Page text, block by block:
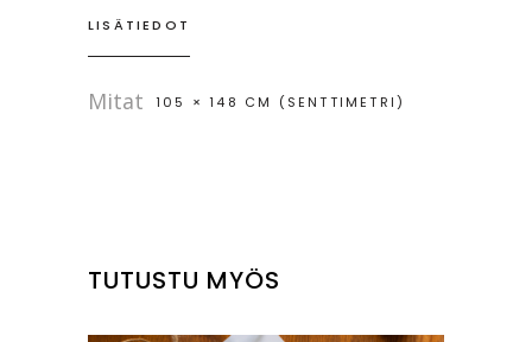
LISÄTIEDOT
Mitat 105 × 148 CM (SENTTIMETRI)
TUTUSTU MYÖS